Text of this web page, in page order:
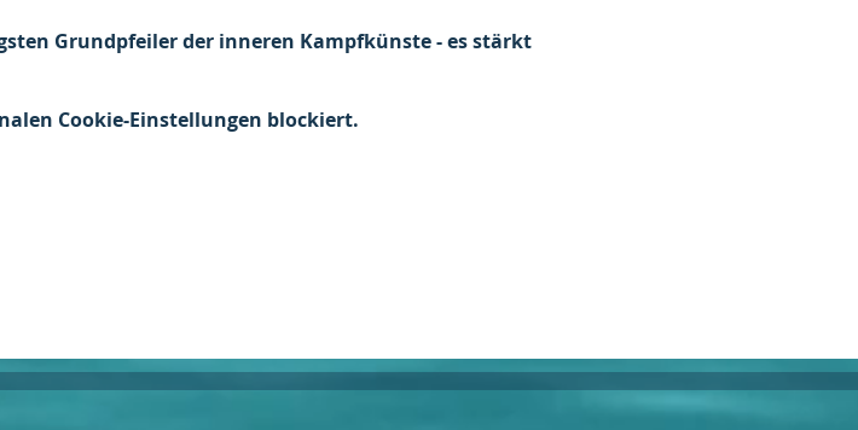
Grundpfeiler der inneren Kampfkünste - es stärkt
der Tiefe üben (Körperkorrekturen und innere bzw.
Cookie-Einstellungen blockiert.